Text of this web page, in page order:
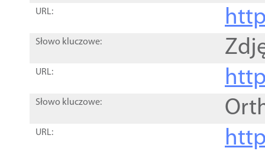
URL:
Słowo kluczowe:
URL:
Słowo kluczowe:
URL: